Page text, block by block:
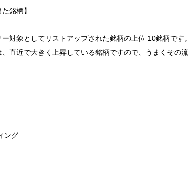
銘柄】
対象としてリストアップされた銘柄の上位 10銘柄です。
直近で大きく上昇している銘柄ですので、うまくその流
ング